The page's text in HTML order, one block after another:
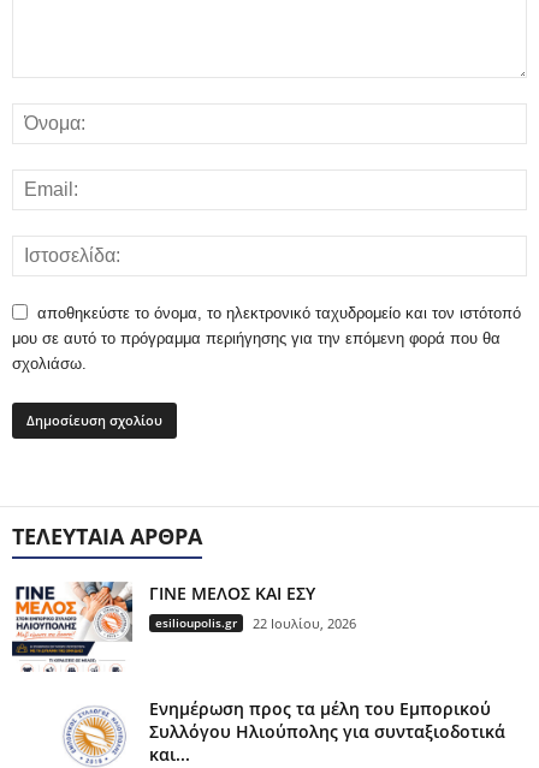
αποθηκεύστε το όνομα, το ηλεκτρονικό ταχυδρομείο και τον ιστότοπό
μου σε αυτό το πρόγραμμα περιήγησης για την επόμενη φορά που θα
σχολιάσω.
ΤΕΛΕΥΤΑΊΑ ΆΡΘΡΑ
ΓΙΝΕ ΜΕΛΟΣ ΚΑΙ ΕΣΥ
esilioupolis.gr 22 Ιουλίου, 2026
Ενημέρωση προς τα μέλη του Εμπορικού
Συλλόγου Ηλιούπολης για συνταξιοδοτικά
και...